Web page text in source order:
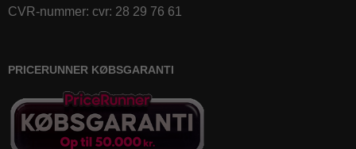
CVR-nummer: cvr: 28 29 76 61
PRICERUNNER KØBSGARANTI